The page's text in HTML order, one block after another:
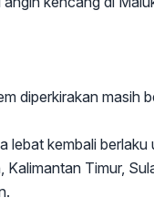
diperkirakan masih
lebat kembali
Timur,